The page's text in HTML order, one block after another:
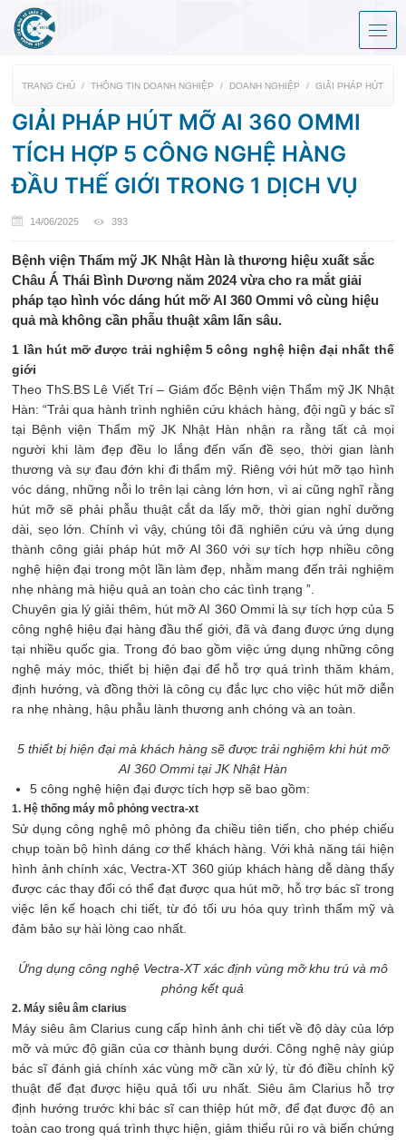
TRANG CHỦ THÔNG TIN DOANH NGHIỆP DOANH NGHIỆP GIẢI PHÁP HÚT MỠ
GIẢI PHÁP HÚT MỠ AI 360 OMMI
TÍCH HỢP 5 CÔNG NGHỆ HÀNG
ĐẦU THẾ GIỚI TRONG 1 DỊCH VỤ
14/06/2025 393
Bệnh viện Thẩm mỹ JK Nhật Hàn là thương hiệu xuất sắc
Châu Á Thái Bình Dương năm 2024 vừa cho ra mắt giải
pháp tạo hình vóc dáng hút mỡ AI 360 Ommi vô cùng hiệu
quả mà không cần phẫu thuật xâm lấn sâu.
1 lần hút mỡ được trải nghiệm 5 công nghệ hiện đại nhất thế
giới
Theo ThS.BS Lê Viết Trí – Giám đốc Bệnh viện Thẩm mỹ JK Nhật
Hàn: “Trải qua hành trình nghiên cứu khách hàng, đội ngũ y bác sĩ
tại Bệnh viện Thẩm mỹ JK Nhật Hàn nhận ra rằng tất cả mọi
người khi làm đẹp đều lo lắng đến vấn đề sẹo, thời gian lành
thương và sự đau đớn khi đi thẩm mỹ. Riêng với hút mỡ tạo hình
vóc dáng, những nỗi lo trên lại càng lớn hơn, vì ai cũng nghĩ rằng
hút mỡ sẽ phải phẫu thuật cắt da lấy mỡ, thời gian nghỉ dưỡng
dài, sẹo lớn. Chính vì vậy, chúng tôi đã nghiên cứu và ứng dụng
thành công giải pháp hút mỡ AI 360 với sự tích hợp nhiều công
nghệ hiện đại trong một lần làm đẹp, nhằm mang đến trải nghiệm
nhẹ nhàng mà hiệu quả an toàn cho các tình trạng ”.
Chuyên gia lý giải thêm, hút mỡ AI 360 Ommi là sự tích hợp của 5
công nghệ hiệu đại hàng đầu thế giới, đã và đang được ứng dụng
tại nhiều quốc gia. Trong đó bao gồm việc ứng dụng những công
nghệ máy móc, thiết bị hiện đại để hỗ trợ quá trình thăm khám,
định hướng, và đồng thời là công cụ đắc lực cho việc hút mỡ diễn
ra nhẹ nhàng, hậu phẫu lành thương anh chóng và an toàn.
5 thiết bị hiện đại mà khách hàng sẽ được trải nghiệm khi hút mỡ
AI 360 Ommi tại JK Nhật Hàn
5 công nghệ hiện đại được tích hợp sẽ bao gồm:
1. Hệ thống máy mô phỏng vectra-xt
Sử dụng công nghệ mô phỏng đa chiều tiên tiến, cho phép chiếu
chụp toàn bộ hình dáng cơ thể khách hàng. Với khả năng tái hiện
hình ảnh chính xác, Vectra-XT 360 giúp khách hàng dễ dàng thấy
được các thay đổi có thể đạt được qua hút mỡ, hỗ trợ bác sĩ trong
việc lên kế hoạch chi tiết, từ đó tối ưu hóa quy trình thẩm mỹ và
đảm bảo sự hài lòng cao nhất.
Ứng dụng công nghệ Vectra-XT xác định vùng mỡ khu trú và mô
phỏng kết quả
2. Máy siêu âm clarius
Máy siêu âm Clarius cung cấp hình ảnh chi tiết về độ dày của lớp
mỡ và mức độ giãn của cơ thành bụng dưới. Công nghệ này giúp
bác sĩ đánh giá chính xác vùng mỡ cần xử lý, từ đó điều chỉnh kỹ
thuật để đạt được hiệu quả tối ưu nhất. Siêu âm Clarius hỗ trợ
định hướng trước khi bác sĩ can thiệp hút mỡ, để đạt được độ an
toàn cao trong quá trình thực hiện, giảm thiểu rủi ro và biến chứng